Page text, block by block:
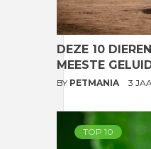
DEZE 10
MEESTE
BY PETMANIA 3
TOP 10